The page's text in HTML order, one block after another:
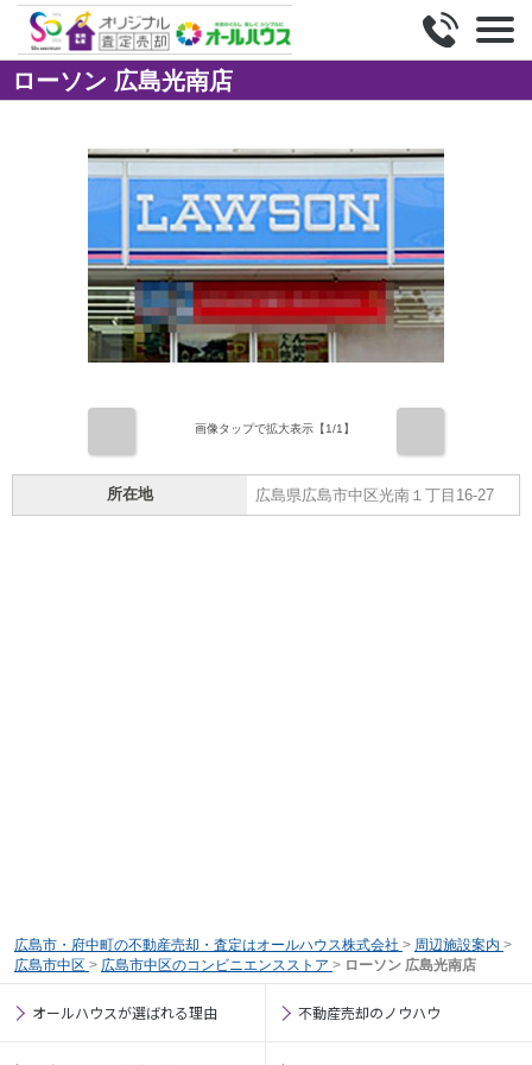
オールハウス株式会社
ローソン 広島光南店
画像タップで拡大表示【1/1】
所在地 広島県広島市中区光南１丁目16-27
広島市・府中町の不動産売却・査定はオールハウス株式会社 > 周辺施設案内 >
広島市中区 > 広島市中区のコンビニエンスストア > ローソン 広島光南店
オールハウスが選ばれる理由 不動産売却のノウハウ